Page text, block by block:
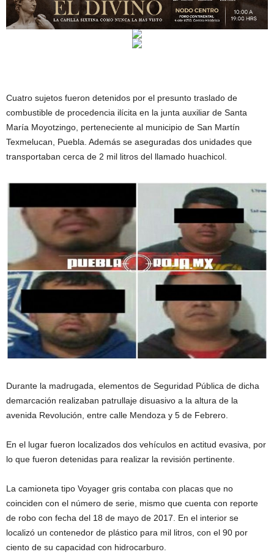
Cuatro sujetos fueron detenidos por el presunto traslado de
combustible de procedencia ilícita en la junta auxiliar de Santa
María Moyotzingo, perteneciente al municipio de San Martín
Texmelucan, Puebla. Además se aseguradas dos unidades que
transportaban cerca de 2 mil litros del llamado huachicol.
Durante la madrugada, elementos de Seguridad Pública de dicha
demarcación realizaban patrullaje disuasivo a la altura de la
avenida Revolución, entre calle Mendoza y 5 de Febrero.
En el lugar fueron localizados dos vehículos en actitud evasiva, por
lo que fueron detenidas para realizar la revisión pertinente.
La camioneta tipo Voyager gris contaba con placas que no
coinciden con el número de serie, mismo que cuenta con reporte
de robo con fecha del 18 de mayo de 2017. En el interior se
localizó un contenedor de plástico para mil litros, con el 90 por
ciento de su capacidad con hidrocarburo.